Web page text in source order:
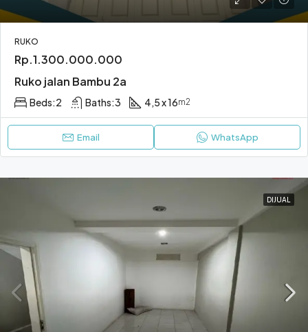
RUKO
Rp.1.300.000.000
Ruko jalan Bambu 2a
Beds:2 Baths:3 4,5 x 16m2
Email WhatsApp
DIJUAL